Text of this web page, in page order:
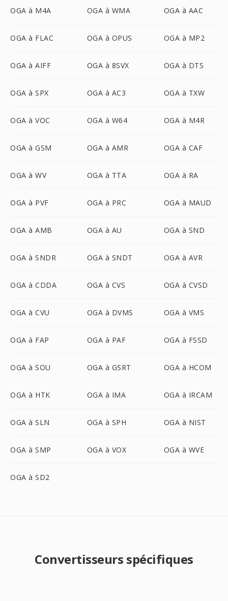
OGA à M4A OGA à WMA OGA à AAC
OGA à FLAC OGA à OPUS OGA à MP2
OGA à AIFF OGA à 8SVX OGA à DTS
OGA à SPX OGA à AC3 OGA à TXW
OGA à VOC OGA à W64 OGA à M4R
OGA à GSM OGA à AMR OGA à CAF
OGA à WV OGA à TTA OGA à RA
OGA à PVF OGA à PRC OGA à MAUD
OGA à AMB OGA à AU OGA à SND
OGA à SNDR OGA à SNDT OGA à AVR
OGA à CDDA OGA à CVS OGA à CVSD
OGA à CVU OGA à DVMS OGA à VMS
OGA à FAP OGA à PAF OGA à FSSD
OGA à SOU OGA à GSRT OGA à HCOM
OGA à HTK OGA à IMA OGA à IRCAM
OGA à SLN OGA à SPH OGA à NIST
OGA à SMP OGA à VOX OGA à WVE
OGA à SD2
Convertisseurs spécifiques